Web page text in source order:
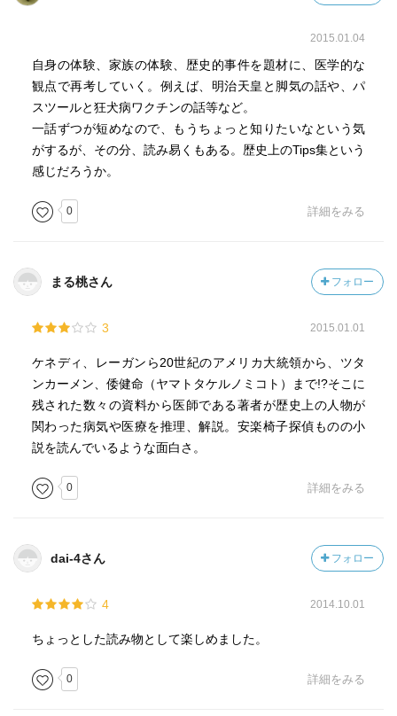
2015.01.04
自身の体験、家族の体験、歴史的事件を題材に、医学的な
観点で再考していく。例えば、明治天皇と脚気の話や、パ
スツールと狂犬病ワクチンの話等など。
一話ずつが短めなので、もうちょっと知りたいなという気
がするが、その分、読み易くもある。歴史上のTips集という
感じだろうか。
0 詳細をみる
まる桃さん フォロー
3 2015.01.01
ケネディ、レーガンら20世紀のアメリカ大統領から、ツタ
ンカーメン、倭健命（ヤマトタケルノミコト）まで!?そこに
残された数々の資料から医師である著者が歴史上の人物が
関わった病気や医療を推理、解説。安楽椅子探偵ものの小
説を読んでいるような面白さ。
0 詳細をみる
dai-4さん フォロー
4 2014.10.01
ちょっとした読み物として楽しめました。
0 詳細をみる